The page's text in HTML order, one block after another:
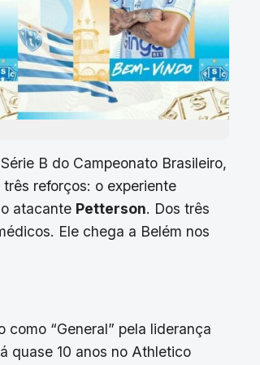
B do Campeonato Brasileiro,
reforços: o experiente
atacante Petterson. Dos três
Ele chega a Belém nos
“General” pela liderança
quase 10 anos no Athletico